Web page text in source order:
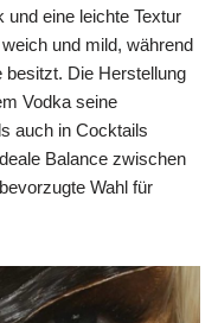
eine leichte Textur
und mild, während
besitzt. Die Herstellung
Vodka seine
auch in Cocktails
Balance zwischen
Wahl für